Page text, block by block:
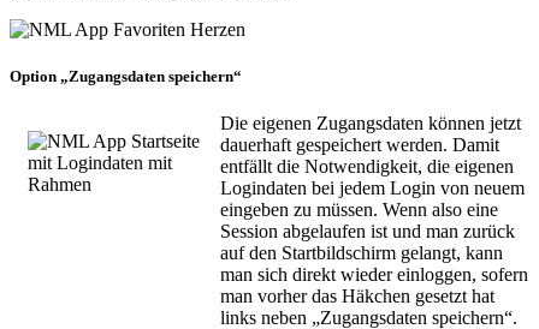
Option „Zugangsdaten speichern“
Die eigenen Zugangsdaten können jetzt
dauerhaft gespeichert werden. Damit
entfällt die Notwendigkeit, die eigenen
Logindaten bei jedem Login von neuem
eingeben zu müssen. Wenn also eine
Session abgelaufen ist und man zurück
auf den Startbildschirm gelangt, kann
man sich direkt wieder einloggen, sofern
man vorher das Häkchen gesetzt hat
links neben „Zugangsdaten speichern“.